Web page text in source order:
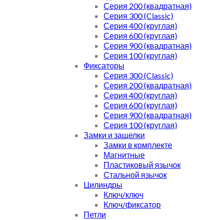
Серия 200 (квадратная)
Серия 300 (Classic)
Серия 400 (круглая)
Серия 600 (круглая)
Серия 900 (квадратная)
Серия 100 (круглая)
Фиксаторы
Серия 300 (Classic)
Серия 200 (квадратная)
Серия 400 (круглая)
Серия 600 (круглая)
Серия 900 (квадратная)
Серия 100 (круглая)
Замки и защелки
Замки в комплекте
Магнитные
Пластиковый язычок
Стальной язычок
Цилиндры
Ключ/ключ
Ключ/фиксатор
Петли